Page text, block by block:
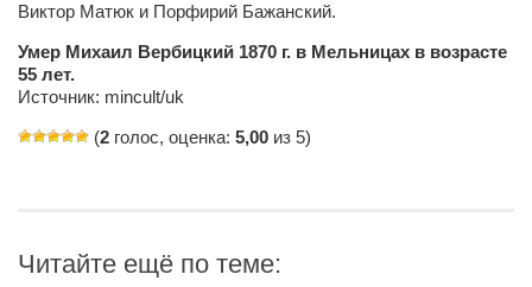
«Траверс» — экипировочный центр
Журналисты
Александр Гвоздик
Евгений Касьяненко
Виктор Матюк и Порфирий Бажанский.
Умер Михаил Вербицкий 1870 г. в Мельницах в возрасте
55 лет.
Источник: mincult/uk
(2 голос, оценка: 5,00 из 5)
Читайте ещё по теме: